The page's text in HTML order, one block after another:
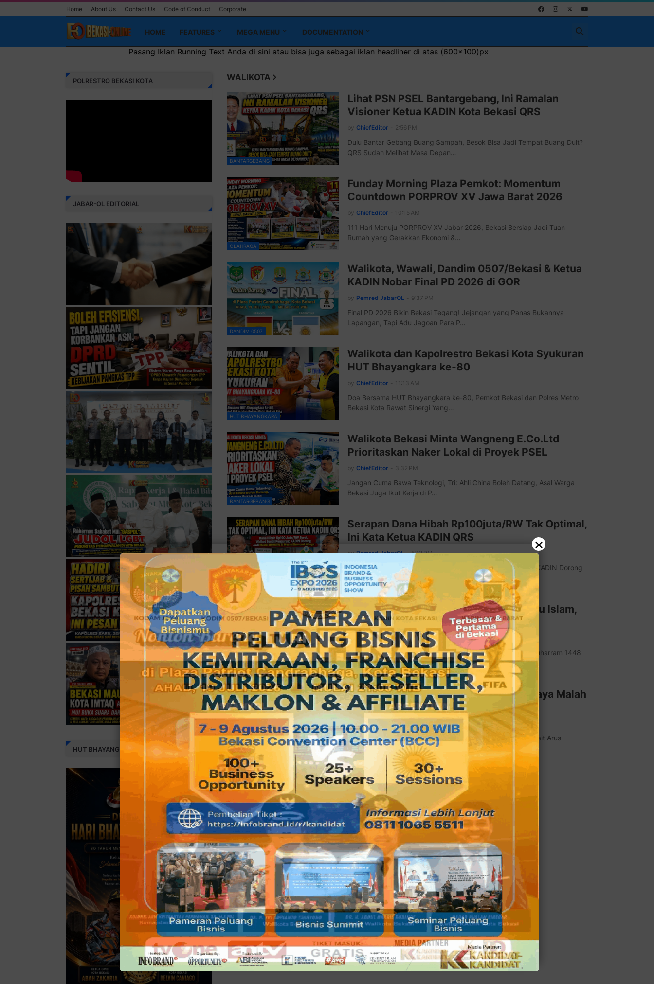
Home About Us Contact Us Code of Conduct Corporate
HOME FEATURES MEGA MENU DOCUMENTATION
Pasang Iklan Running Text Anda di sini atau bisa juga sebagai iklan headliner di atas (600x100)px
WALIKOTA
BANTARGEBANG
Lihat PSN PSEL Bantargebang, Ini Ramalan
Visioner Ketua KADIN Kota Bekasi QRS
by ChiefEditor 2:56 PM
Dulu Bantar Gebang Buang Sampah, Besok Bisa Jadi Tempat Buang Duit?
QRS Sudah Melihat Masa Depan…
OLAHRAGA
Funday Morning Plaza Pemkot: Momentum
Countdown PORPROV XV Jawa Barat 2026
by ChiefEditor 10:15 AM
111 Hari Menuju PORPROV XV Jabar 2026, Bekasi Bersiap Jadi Tuan
Rumah yang Gerakkan Ekonomi &…
DANDIM 0507
Walikota, Wawali, Dandim 0507/Bekasi & Ketua
KADIN Nobar Final PD 2026 di GOR
by Pemred JabarOL 9:37 PM
Final PD 2026 Bikin Bekasi Tegang! Jejangan yang Panas Bukannya
Lapangan, Tapi Adu Jagoan Para P…
HUT BHAYANGKARA
Walikota dan Kapolrestro Bekasi Kota Syukuran
HUT Bhayangkara ke-80
by ChiefEditor 11:13 AM
Doa Bersama HUT Bhayangkara ke-80, Pemkot Bekasi dan Polres Metro
Bekasi Kota Rawat Sinergi Yang…
BANTARGEBANG
Walikota Bekasi Minta Wangneng E.Co.Ltd
Prioritaskan Naker Lokal di Proyek PSEL
by ChiefEditor 3:32 PM
Jangan Cuma Bawa Teknologi, Tri: Ahli China Boleh Datang, Asal Warga
Bekasi Juga Ikut Kerja di P…
BUMRW
Serapan Dana Hibah Rp100juta/RW Tak Optimal,
Ini Kata Ketua KADIN QRS
by Pemred JabarOL - 5:12 PM
Dana Hibah Rp100 Juta/RW Seret, Walkot Sentil Pengurus; KADIN Dorong
Jadi Modal BUMRW & Mesi…
FKUB
FKUB Kota Bekasi Ramaikan Tahun Baru Islam,
Gemakan Toleransi Beragama
by Wahyu Beol - 6:58 PM
FKUB Kota Bekasi Semarakkan Pawai Tahun Baru Islam 1 Muharram 1448
H, Perkuat Pesan Toleransi da…
AHLI
Alun-Alun Jadi Diet Bersih, Eh Jalan Raya Malah
Penuh Kolesterol Penyebab Macet
by ChiefEditor - 10:58 PM
Kemal Hendrayadi: Bekasi Butuh Ahli Tata Infrastruktur Terkait Arus
Lalulintas di Tengah Kepadat…
Load More
POLRESTRO BEKASI KOTA
JABAR-OL EDITORIAL
HUT BHAYANGKARA 80 THN
×